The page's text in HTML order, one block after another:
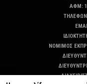
ΑΦΜ:
ΝΟΜΙΜΟΣ